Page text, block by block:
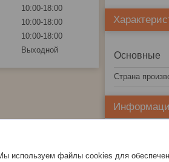
Основные
Страна
10:00-18:00
10:00-18:00
10:00-18:00
Выходной
используем файлы cookies для